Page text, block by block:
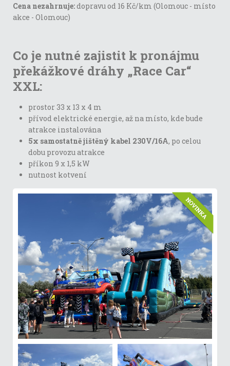
Cena nezahrnuje:dopravu od 16 Kč/km (Olomouc - místo
akce - Olomouc)
Co je nutné zajistit k pronájmu
překážkové dráhy „Race Car“
XXL:
prostor 33 x 13 x 4 m
přívod elektrické energie, až na místo, kde bude
atrakce instalována
5x samostatně jištěný kabel 230V/16A, po celou
dobu provozu atrakce
příkon 9 x 1,5 kW
nutnost kotvení